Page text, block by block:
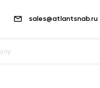
sales@atlantsnab.ru